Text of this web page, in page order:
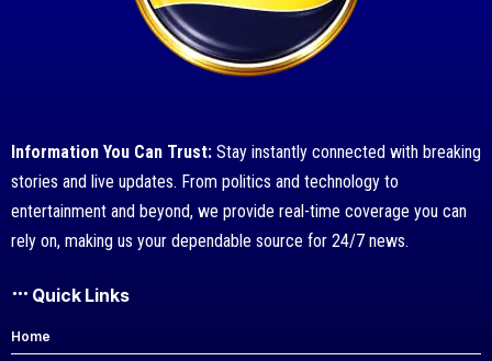
Information You Can Trust: Stay instantly connected with breaking
stories and live updates. From politics and technology to
entertainment and beyond, we provide real-time coverage you can
rely on, making us your dependable source for 24/7 news.
Quick Links
Home